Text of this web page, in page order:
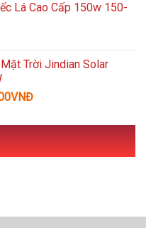
là:
Lá Cao Cấp 150w 150-
Trời Jindian Solar
VNĐGiá
tại
845,000VNĐ.